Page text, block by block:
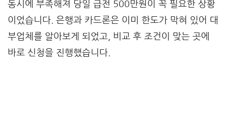
동시에 부족해져 당일 급전 500만원이 꼭 필요한 상황
이었습니다. 은행과 카드론은 이미 한도가 막혀 있어 대
부업체를 알아보게 되었고, 비교 후 조건이 맞는 곳에
바로 신청을 진행했습니다.